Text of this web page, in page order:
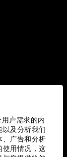
户需求的内
以及分析我们
、广告和分析
使用情况，这